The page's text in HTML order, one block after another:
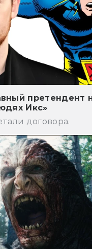
претендент
Икс»
договора.